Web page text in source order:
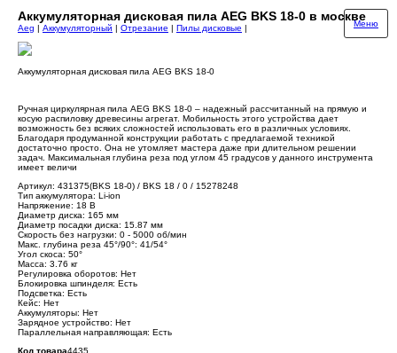
Аккумуляторная дисковая пила AEG BKS 18-0 в москве
Меню
Aeg | Аккумуляторный | Отрезание | Пилы дисковые |
Аккумуляторная дисковая пила AEG BKS 18-0
Ручная циркулярная пила AEG BKS 18-0 – надежный рассчитанный на прямую и
косую распиловку древесины агрегат. Мобильность этого устройства дает
возможность без всяких сложностей использовать его в различных условиях.
Благодаря продуманной конструкции работать с предлагаемой техникой
достаточно просто. Она не утомляет мастера даже при длительном решении
задач. Максимальная глубина реза под углом 45 градусов у данного инструмента
имеет величи
Артикул: 431375(BKS 18-0) / BKS 18 / 0 / 15278248
Тип аккумулятора: Li-ion
Напряжение: 18 В
Диаметр диска: 165 мм
Диаметр посадки диска: 15.87 мм
Скорость без нагрузки: 0 - 5000 об/мин
Макс. глубина реза 45°/90°: 41/54°
Угол скоса: 50°
Масса: 3.76 кг
Регулировка оборотов: Нет
Блокировка шпинделя: Есть
Подсветка: Есть
Кейс: Нет
Аккумуляторы: Нет
Зарядное устройство: Нет
Параллельная направляющая: Есть
Код товара4435